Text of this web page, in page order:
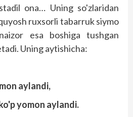
ona… Uning so'zlaridan
ruxsorli tabarruk siymo
esa boshiga tushgan
Uning aytishicha:
aylandi,
yomon aylandi.